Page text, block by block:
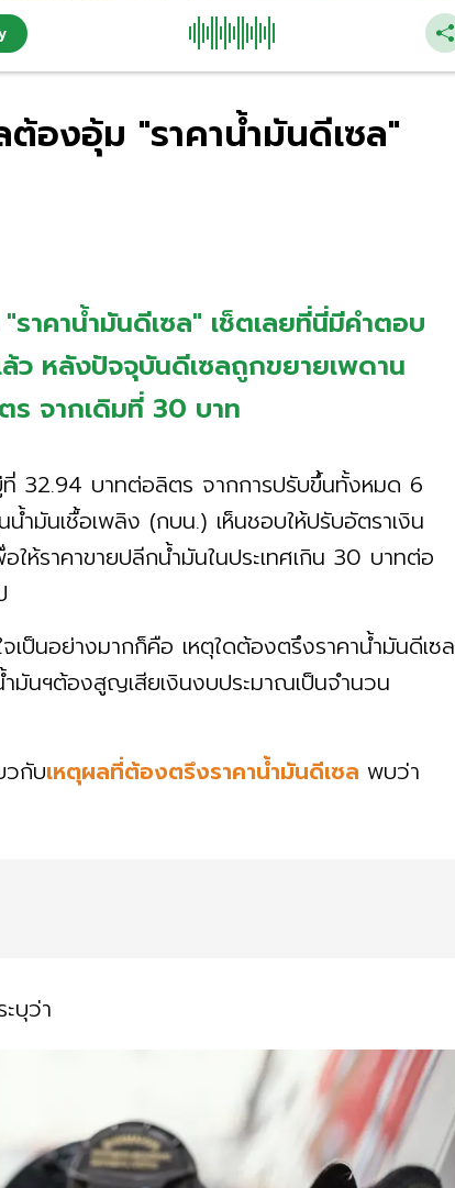
องอุ้ม "ราคาน้ำมันดีเซล"
าคาน้ำมันดีเซล" เช็ตเลยที่นี่มีคำตอบ
ว หลังปัจจุบันดีเซลถูกขยายเพดาน
ร จากเดิมที่ 30 บาท
32.94 บาทต่อลิตร จากการปรับขึ้นทั้งหมด 6
มันเชื้อเพลิง (กบน.) เห็นชอบให้ปรับอัตราเงิน
ให้ราคาขายปลีกน้ำมันในประเทศเกิน 30 บาทต่อ
เป็นอย่างมากก็คือ เหตุใดต้องตรึงราคาน้ำมันดีเซล
มันฯต้องสูญเสียเงินงบประมาณเป็นจำนวน
วกับเหตุผลที่ต้องตรึงราคาน้ำมันดีเซล พบว่า
บุว่า